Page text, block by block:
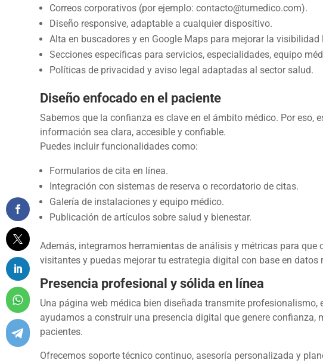
Correos corporativos (por ejemplo: contacto@tumedico.com).
Diseño responsive, adaptable a cualquier dispositivo.
Alta en buscadores y en Google Maps para mejorar la visibilidad
Secciones específicas para servicios, especialidades, equipo
Políticas de privacidad y aviso legal adaptadas al sector salud.
Diseño enfocado en el paciente
Sabemos que la confianza es clave en el ámbito médico. Por eso,
información sea clara, accesible y confiable.
Puedes incluir funcionalidades como:
Formularios de cita en línea.
Integración con sistemas de reserva o recordatorio de citas.
Galería de instalaciones y equipo médico.
Publicación de artículos sobre salud y bienestar.
Además, integramos herramientas de análisis y métricas para
visitantes y puedas mejorar tu estrategia digital con base en datos
Presencia profesional y sólida en línea
Una página web médica bien diseñada transmite profesionalismo,
ayudamos a construir una presencia digital que genere confianza,
pacientes.
Ofrecemos soporte técnico continuo, asesoría personalizada y